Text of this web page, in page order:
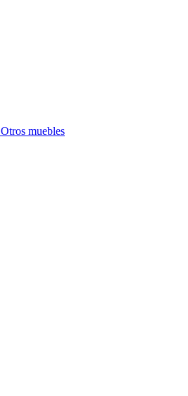
Otros muebles